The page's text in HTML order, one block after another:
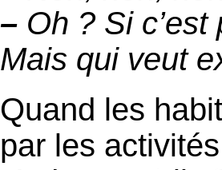
– Oh ? Si
Mais qui veut
Quand les
par les